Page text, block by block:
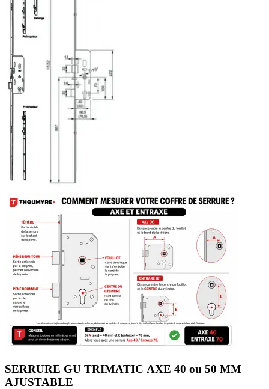
SERRURE GU TRIMATIC AXE 40 ou 50 MM
AJUSTABLE